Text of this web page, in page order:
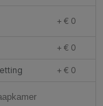
+ € 0
+ € 0
+ € 0